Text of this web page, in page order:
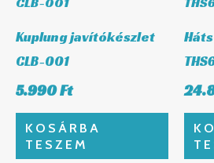
Kuplung javítókészlet
CLB-001
5.990Ft
KOSÁRBA
TESZEM